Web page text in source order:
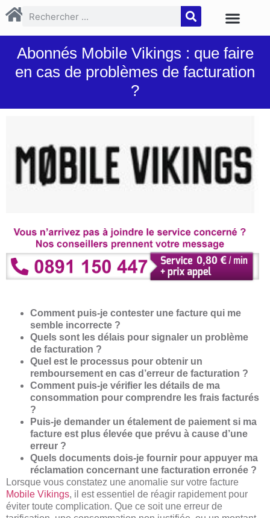
Abonnés Mobile Vikings : que faire
en cas de problèmes de facturation
?
Comment puis-je contester une facture qui me
semble incorrecte ?
Quels sont les délais pour signaler un problème
de facturation ?
Quel est le processus pour obtenir un
remboursement en cas d’erreur de facturation ?
Comment puis-je vérifier les détails de ma
consommation pour comprendre les frais facturés
?
Puis-je demander un étalement de paiement si ma
facture est plus élevée que prévu à cause d’une
erreur ?
Quels documents dois-je fournir pour appuyer ma
réclamation concernant une facturation erronée ?
Lorsque vous constatez une anomalie sur votre facture
Mobile Vikings, il est essentiel de réagir rapidement pour
éviter toute complication. Que ce soit une erreur de